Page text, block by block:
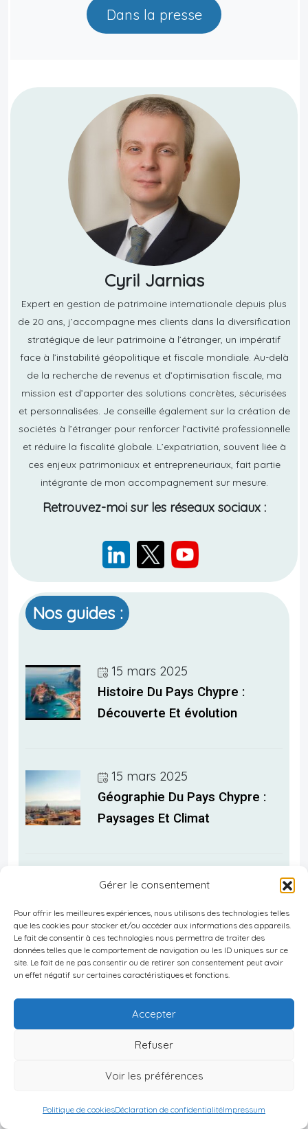
Gérer le consentement
Pour offrir les meilleures expériences, nous utilisons des technologies telles
que les cookies pour stocker et/ou accéder aux informations des appareils.
Le fait de consentir à ces technologies nous permettra de traiter des
données telles que le comportement de navigation ou les ID uniques sur ce
site. Le fait de ne pas consentir ou de retirer son consentement peut avoir
un effet négatif sur certaines caractéristiques et fonctions.
Accepter
Refuser
Voir les préférences
Politique de cookiesDéclaration de confidentialitéImpressum
Dans la presse
Cyril Jarnias
Expert en gestion de patrimoine internationale depuis plus
de 20 ans, j’accompagne mes clients dans la diversification
stratégique de leur patrimoine à l’étranger, un impératif
face à l’instabilité géopolitique et fiscale mondiale. Au-delà
de la recherche de revenus et d’optimisation fiscale, ma
mission est d’apporter des solutions concrètes, sécurisées
et personnalisées. Je conseille également sur la création de
sociétés à l’étranger pour renforcer l’activité professionnelle
et réduire la fiscalité globale. L’expatriation, souvent liée à
ces enjeux patrimoniaux et entrepreneuriaux, fait partie
intégrante de mon accompagnement sur mesure.
Retrouvez-moi sur les réseaux sociaux :
Nos guides :
15 mars 2025
Histoire Du Pays Chypre :
Découverte Et évolution
15 mars 2025
Géographie Du Pays Chypre :
Paysages Et Climat
4 mars 2025
: Conseils Pour Expatriés
Études Supérieures à Chypre :
Opportunités Et Avantages
Différences Culturelles à